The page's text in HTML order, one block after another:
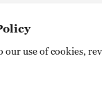
号
use of cookies,